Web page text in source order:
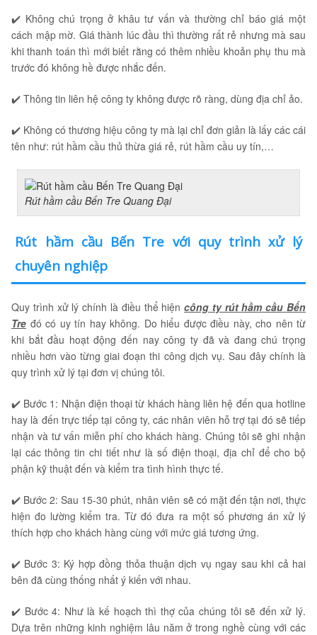
✔️ Không chú trọng ở khâu tư vấn và thường chỉ báo giá một
cách mập mờ. Giá thành lúc đầu thì thường rất rẻ nhưng mà sau
khi thanh toán thì mới biết rằng có thêm nhiều khoản phụ thu mà
trước đó không hề được nhắc đến.
✔️ Thông tin liên hệ công ty không được rõ ràng, dùng địa chỉ ảo.
✔️ Không có thương hiệu công ty mà lại chỉ đơn giản là lấy các cái
tên như: rút hầm cầu thủ thừa giá rẻ, rút hầm cầu uy tín,…
Rút hầm cầu Bến Tre Quang Đại
Rút hầm cầu Bến Tre với quy trình xử lý
chuyên nghiệp
Quy trình xử lý chính là điều thể hiệncông ty rút hầm cầu Bến
Tre đó có uy tín hay không. Do hiểu được điều này, cho nên từ
khi bắt đầu hoạt động đến nay công ty đã và đang chú trọng
nhiều hơn vào từng giai đoạn thi công dịch vụ. Sau đây chính là
quy trình xử lý tại đơn vị chúng tôi.
✔️ Bước 1: Nhận điện thoại từ khách hàng liên hệ đến qua hotline
hay là đến trực tiếp tại công ty, các nhân viên hỗ trợ tại đó sẽ tiếp
nhận và tư vấn miễn phí cho khách hàng. Chúng tôi sẽ ghi nhận
lại các thông tin chi tiết như là số điện thoại, địa chỉ để cho bộ
phận kỹ thuật đến và kiểm tra tình hình thực tế.
✔️ Bước 2: Sau 15-30 phút, nhân viên sẽ có mặt đến tận nơi, thực
hiện đo lường kiểm tra. Từ đó đưa ra một số phương án xử lý
thích hợp cho khách hàng cùng với mức giá tương ứng.
✔️ Bước 3: Ký hợp đồng thỏa thuận dịch vụ ngay sau khi cả hai
bên đã cùng thống nhất ý kiến với nhau.
✔️ Bước 4: Như là kế hoạch thì thợ của chúng tôi sẽ đến xử lý.
Dựa trên những kinh nghiệm lâu năm ở trong nghề cùng với các